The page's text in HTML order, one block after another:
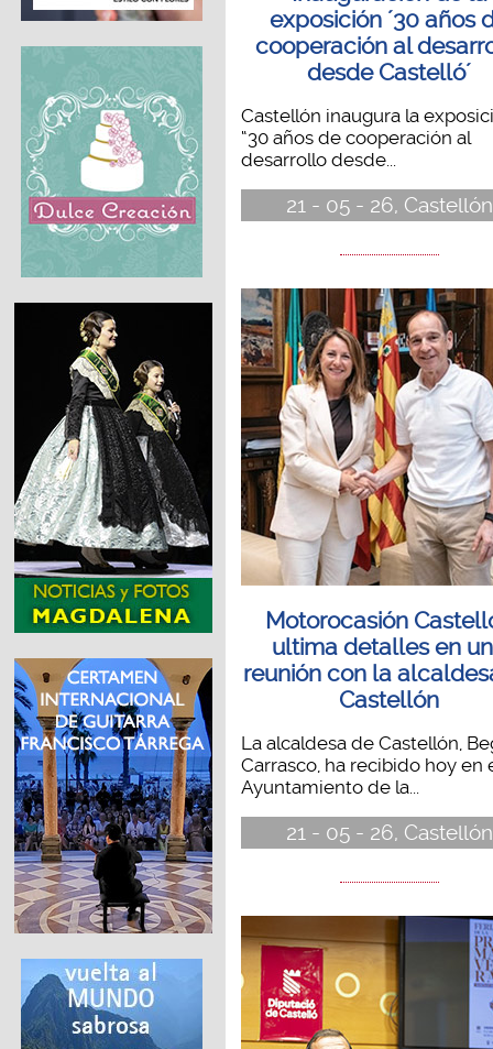
exposición ´30 años
cooperación al
desde Castelló´
Castellón inaugura la
“30 años de cooperación al
desarrollo desde...
21 - 05 - 26, Castellón
Motorocasión
ultima detalles en
reunión con la
Castellón
La alcaldesa de Castellón,
Carrasco, ha recibido hoy en
Ayuntamiento de la...
21 - 05 - 26, Castellón